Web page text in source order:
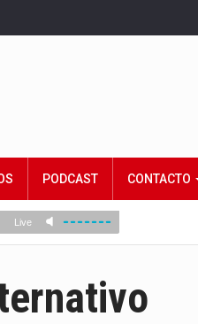
PODCAST CONTACTO